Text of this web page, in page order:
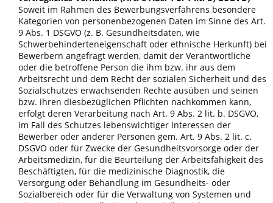
Soweit im Rahmen des Bewerbungsverfahrens besondere
Kategorien von personenbezogenen Daten im Sinne des Art.
9 Abs. 1 DSGVO (z. B. Gesundheitsdaten, wie
Schwerbehinderteneigenschaft oder ethnische Herkunft) bei
Bewerbern angefragt werden, damit der Verantwortliche
oder die betroffene Person die ihm bzw. ihr aus dem
Arbeitsrecht und dem Recht der sozialen Sicherheit und des
Sozialschutzes erwachsenden Rechte ausüben und seinen
bzw. ihren diesbezüglichen Pflichten nachkommen kann,
erfolgt deren Verarbeitung nach Art. 9 Abs. 2 lit. b. DSGVO,
im Fall des Schutzes lebenswichtiger Interessen der
Bewerber oder anderer Personen gem. Art. 9 Abs. 2 lit. c.
DSGVO oder für Zwecke der Gesundheitsvorsorge oder der
Arbeitsmedizin, für die Beurteilung der Arbeitsfähigkeit des
Beschäftigten, für die medizinische Diagnostik, die
Versorgung oder Behandlung im Gesundheits- oder
Sozialbereich oder für die Verwaltung von Systemen und